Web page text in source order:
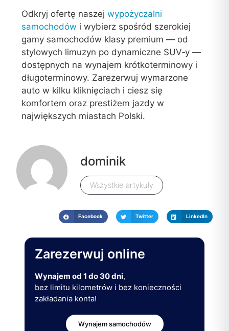
Odkryj ofertę naszejwypożyczalni
samochodów i wybierz spośród szerokiej
gamy samochodów klasy premium — od
stylowych limuzyn po dynamiczne SUV‑y —
dostępnych na wynajem krótkoterminowy i
długoterminowy. Zarezerwuj wymarzone
auto w kilku kliknięciach i ciesz się
komfortem oraz prestiżem jazdy w
największych miastach Polski.
dominik
Wszystkie artykuły
Facebook Twitter LinkedIn
Zarezerwuj online
Wynajem od 1 do 30 dni,
bez limitu kilometrów i bez konieczności
zakładania konta!
Wynajem samochodów